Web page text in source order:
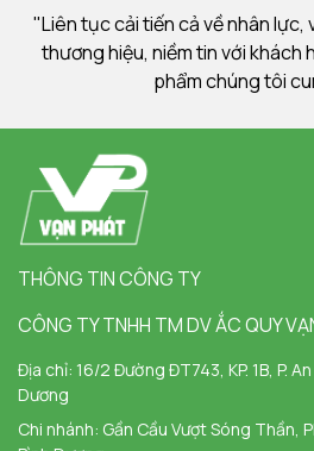
"Liên tục cải tiến cả về nhân lực,
thương hiệu, niềm tin với khách
phẩm chúng tôi
THÔNG TIN CÔNG TY
CÔNG TY TNHH TM DV ẮC QUY
Địa chỉ: 16/2 Đường ĐT743, KP. 1B, P.
Dương
Chi nhánh: Gần Cầu Vượt Sóng Thần,